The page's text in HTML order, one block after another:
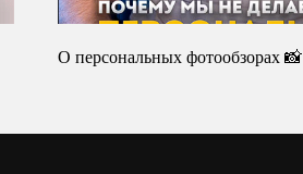
О персональных фотообзорах 📸